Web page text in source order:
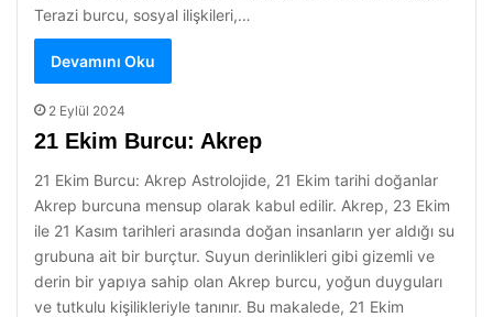
Terazi burcu, sosyal ilişkileri,…
Devamını Oku
2 Eylül 2024
21 Ekim Burcu: Akrep
21 Ekim Burcu: Akrep Astrolojide, 21 Ekim tarihi doğanlar
Akrep burcuna mensup olarak kabul edilir. Akrep, 23 Ekim
ile 21 Kasım tarihleri arasında doğan insanların yer aldığı su
grubuna ait bir burçtur. Suyun derinlikleri gibi gizemli ve
derin bir yapıya sahip olan Akrep burcu, yoğun duyguları
ve tutkulu kişilikleriyle tanınır. Bu makalede, 21 Ekim